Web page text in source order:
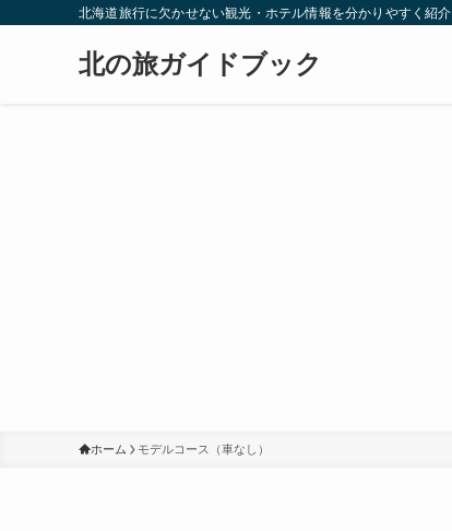
北海道旅行に欠かせない観光・ホテル情報を分かりやすく紹介
北の旅ガイドブック
ホーム モデルコース（車なし）